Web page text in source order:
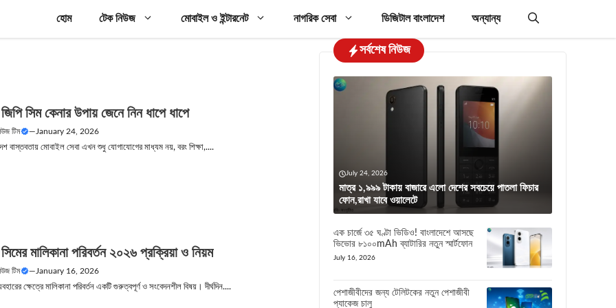
হোম টেক নিউজ মোবাইল ও ইন্টারনেট নাগরিক সেবা ডিজিটাল বাংলাদেশ অন্যান্য
সিম কেনার উপায় জেনে নিন ধাপে ধাপে
টিম — January 24, 2026
বাস্তবতায় মোবাইল সেবা এখন শুধু যোগাযোগের মাধ্যম নয়, বরং শিক্ষা,....
মালিকানা পরিবর্তন ২০২৬ প্রক্রিয়া ও নিয়ম
টিম — January 16, 2026
ক্ষেত্রে মালিকানা পরিবর্তন একটি গুরুত্বপূর্ণ ও সংবেদনশীল বিষয়। দীর্ঘদিন....
সর্বশেষ নিউজ
July 24, 2026
মাত্র ১,৯৯৯ টাকায় বাজারে এলো দেশের সবচেয়ে পাতলা ফিচার
ফোন,রাখা যাবে ওয়ালেটে
এক চার্জে ৩৫ ঘণ্টা ভিডিও! বাংলাদেশে আসছে
ভিভোর ৮১০০mAh ব্যাটারির নতুন স্মার্টফোন
July 16, 2026
পেশাজীবীদের জন্য টেলিটকের নতুন পেশাজীবী
প্যাকেজ চালু